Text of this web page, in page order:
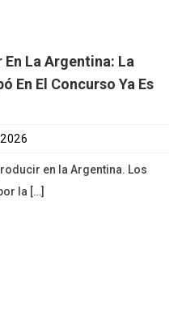
En La Argentina: La
En El Concurso Ya Es
en la Argentina. Los
la […]